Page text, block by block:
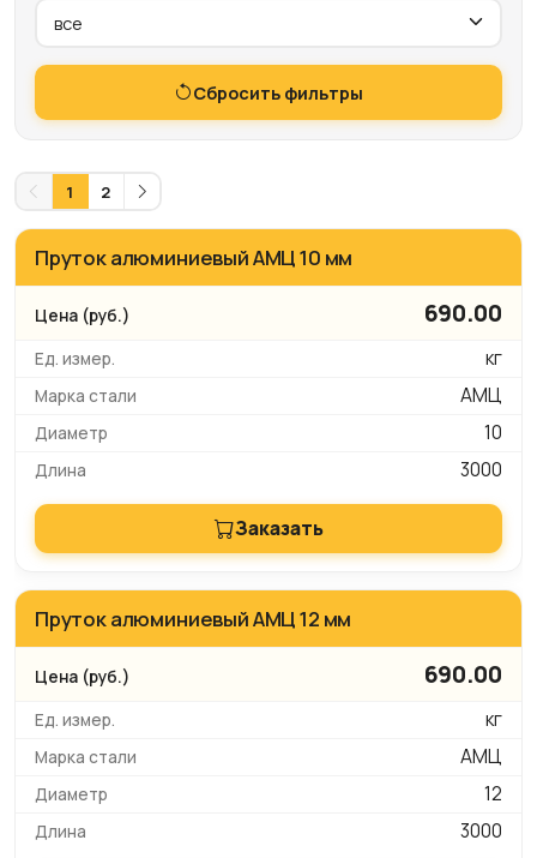
Сбросить фильтры
1 2
Пруток алюминиевый АМЦ 10 мм
690.00
кг
АМЦ
10
3000
Заказать
Пруток алюминиевый АМЦ 12 мм
690.00
кг
АМЦ
12
3000